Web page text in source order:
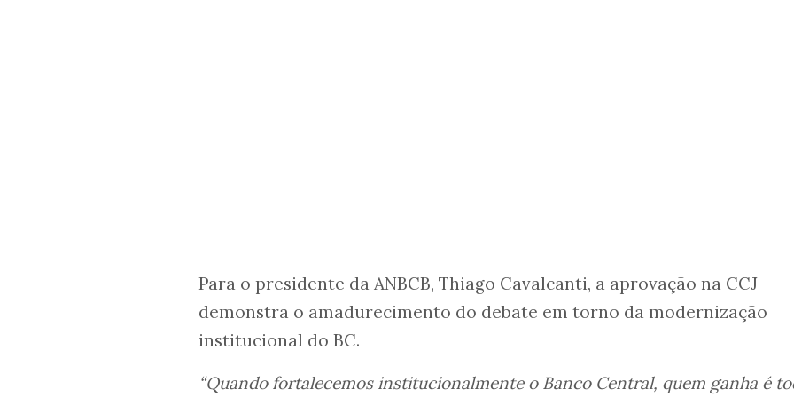
Para o presidente da ANBCB, Thiago Cavalcanti, a aprovação na CCJ
demonstra o amadurecimento do debate em torno da modernização
institucional do BC.
“Quando fortalecemos institucionalmente o Banco Central, quem ganha é